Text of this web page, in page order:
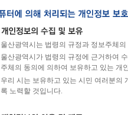
울산광역시는 법령의 규정과 정보주체
울산광역시가 법령의 규정에 근거하여
주체의 동의에 의하여 보유하고 있는 개
우리 시는 보유하고 있는 시민 여러분의
록 노력할 것입니다.